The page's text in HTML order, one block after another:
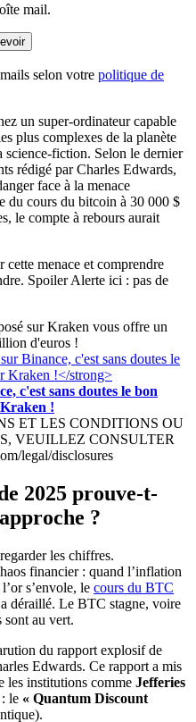
mail.
selon votre politique de
un super-ordinateur capable
plus complexes de la planète
science-fiction. Selon le dernier
rédigé par Charles Edwards,
face à la menace
du cours du bitcoin à 30 000 $
le compte à rebours aurait
menace et comprendre
Spoiler Alerte ici : pas de
sur Kraken vous offre un
d'euros !
c'est sans doutes le bon
!
ET LES CONDITIONS OU
VEUILLEZ CONSULTER
legal/disclosures
2025 prouve-t-
?
les chiffres.
financier : quand l’inflation
s’envole, le cours du BTC
déraillé. Le BTC stagne, voire
sont au vert.
du rapport explosif de
Edwards. Ce rapport a mis
les institutions comme Jefferies
le « Quantum Discount